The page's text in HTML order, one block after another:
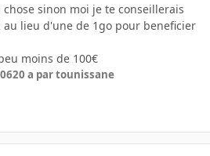
sinon moi je te conseillerais
lieu d'une de 1go pour beneficier
moins de 100€
20 a par tounissane